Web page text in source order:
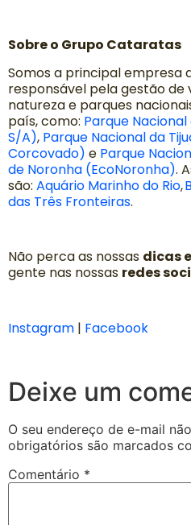
Sobre o Grupo Cataratas
Somos a principal empresa
responsável pela gestão
natureza e parques
país, como: Parque
S/A), Parque Nacional da
Corcovado) e Parque
de Noronha (EcoNoronha).
são: Aquário Marinho do Rio,
das Três Fronteiras.
Não perca as nossas dicas
gente nas nossas redes
Instagram | Facebook
Deixe um
O seu endereço de e-mail
obrigatórios são marcados
Comentário *